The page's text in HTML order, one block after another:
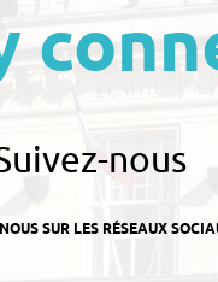
nous
SUR LES RÉSEAUX